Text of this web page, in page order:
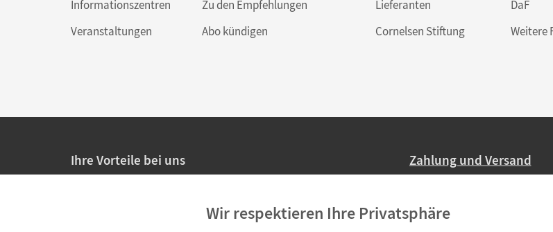
Informationszentren
Veranstaltungen
Zu den Empfehlungen
Abo kündigen
Lieferanten
Cornelsen Stiftung
DaF
Weitere
Ihre Vorteile bei uns
Persönliche Angebote für Lehrkräfte
Zahlung und Versand
Ab 59,– EUR Bestellwert
Wir respektieren Ihre Privatsphäre